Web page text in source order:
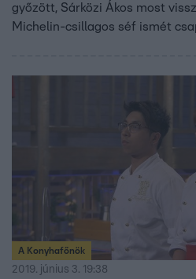
győzött, Sárközi Ákos most
Michelin-csillagos séf ismét
séfek majd heteken át
meg A Konyhafőnök címért és
A séfek munkáját harmadik
séf azon van, hogy a saját
Konyhafőnök, így az izgalmak
során is garantáltak. A
adásokkal - az RTL Klubon.
A Konyhafőnök
2019. június 3. 19:38